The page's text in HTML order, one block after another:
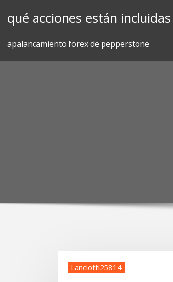
qué acciones están
apalancamiento forex de pepperstone
Lanciotti25814